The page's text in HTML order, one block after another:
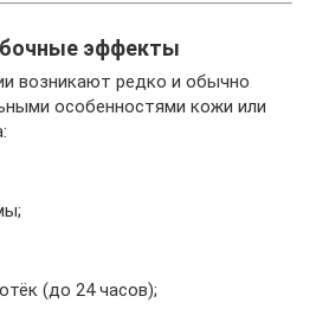
эффекты
возникают редко и обычно
особенностями кожи или
(до 24 часов);